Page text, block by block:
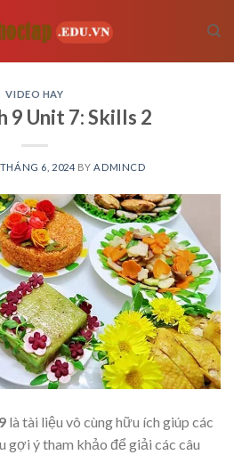
VIDEO HAY
9 Unit 7: Skills 2
6, 2024 BY ADMINCD
là tài liệu vô cùng hữu ích giúp các
gợi ý tham khảo để giải các câu